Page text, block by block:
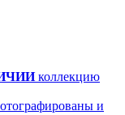
коллекцию
и